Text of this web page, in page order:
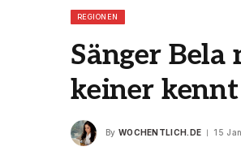
REGIONEN
Sänger Bela
keiner
By WOCHENTLICH.DE 15